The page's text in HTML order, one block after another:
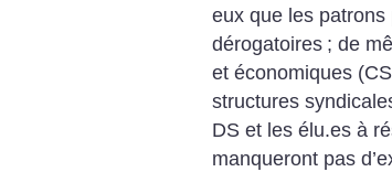
eux que les
dérogatoires ; de
et économiques
structures
DS et les élu.es à
manqueront pas